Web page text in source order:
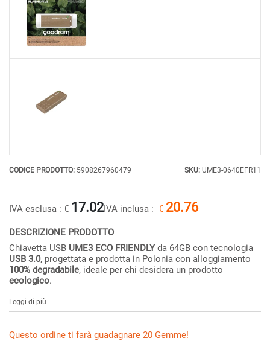
CODICE PRODOTTO: 5908267960479 SKU: UME3-0640EFR11
IVA esclusa : € 17.02IVA inclusa : € 20.76
DESCRIZIONE PRODOTTO
Chiavetta USB UME3 ECO FRIENDLYda 64GB con tecnologia
USB 3.0, progettata e prodotta in Polonia con alloggiamento
100% degradabile, ideale per chi desidera un prodotto
ecologico.
Leggi di più
Questo ordine ti farà guadagnare 20 Gemme!